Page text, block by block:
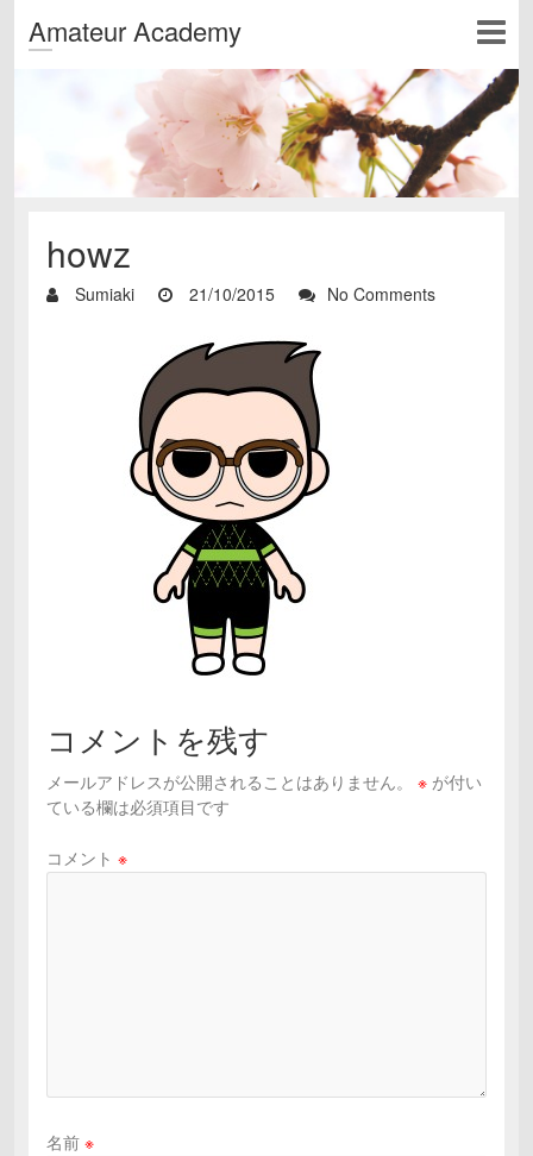
Amateur Academy
howz
Sumiaki 21/10/2015 No Comments
コメントを残す
メールアドレスが公開されることはありません。 ※ が付い
ている欄は必須項目です
コメント ※
名前 ※